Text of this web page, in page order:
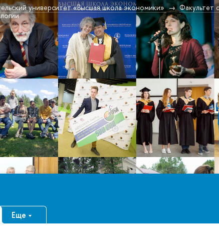
университет «Высшая школа экономики» Факультет
Еще